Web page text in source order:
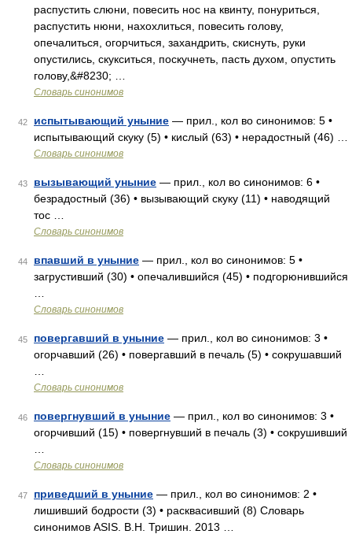
распустить слюни, повесить нос на квинту, понуриться,
распустить нюни, нахохлиться, повесить голову,
опечалиться, огорчиться, захандрить, скиснуть, руки
опустились, скукситься, поскучнеть, пасть духом, опустить
голову,&#8230; …
Словарь синонимов
42 испытывающий уныние — прил., кол во синонимов: 5 •
испытывающий скуку (5) • кислый (63) • нерадостный (46) …
Словарь синонимов
43 вызывающий уныние — прил., кол во синонимов: 6 •
безрадостный (36) • вызывающий скуку (11) • наводящий
тос …
Словарь синонимов
44 впавший в уныние — прил., кол во синонимов: 5 •
загрустивший (30) • опечалившийся (45) • подгорюнившийся
Словарь синонимов
45 повергавший в уныние — прил., кол во синонимов: 3 •
огорчавший (26) • повергавший в печаль (5) • сокрушавший
Словарь синонимов
46 повергнувший в уныние — прил., кол во синонимов: 3 •
огорчивший (15) • повергнувший в печаль (3) • сокрушивший
Словарь синонимов
47 приведший в уныние — прил., кол во синонимов: 2 •
лишивший бодрости (3) • расквасивший (8) Словарь
синонимов ASIS. В.Н. Тришин. 2013 …